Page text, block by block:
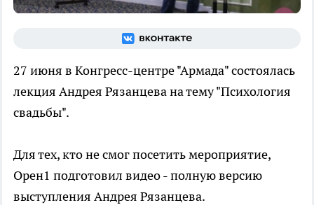
27 июня в Конгресс-центре "Армада" состоялась
лекция Андрея Рязанцева на тему "Психология
свадьбы".
Для тех, кто не смог посетить мероприятие,
Орен1 подготовил видео - полную версию
выступления Андрея Рязанцева.